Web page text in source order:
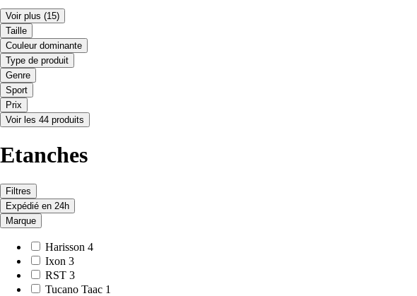
Voir plus (15)
Taille
Couleur dominante
Type de produit
Genre
Sport
Prix
Voir les 44 produits
Etanches
Filtres
Expédié en 24h
Marque
Harisson 4
Ixon 3
RST 3
Tucano Taac 1